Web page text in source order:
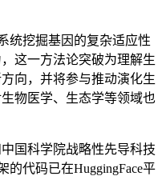
挖掘基因的复杂适应性
这一方法论突破为理解生
向，并将参与推动演化生
物医学、生态学等领域也
国科学院战略性先导科技
的代码已在HuggingFace平